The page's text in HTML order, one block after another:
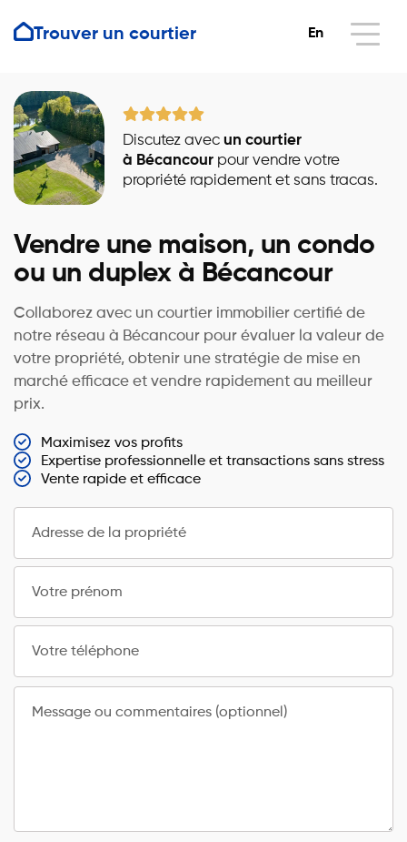
Trouver un courtier En
Discutez avec un courtier
à Bécancour pour vendre votre
propriété rapidement et sans tracas.
Vendre une maison, un condo
ou un duplex à Bécancour
Collaborez avec un courtier immobilier certifié de
notre réseau à Bécancour pour évaluer la valeur de
votre propriété, obtenir une stratégie de mise en
marché efficace et vendre rapidement au meilleur
prix.
Maximisez vos profits
Expertise professionnelle et transactions sans stress
Vente rapide et efficace
Adresse de la propriété
Votre prénom
Votre téléphone
Message ou commentaires (optionnel)